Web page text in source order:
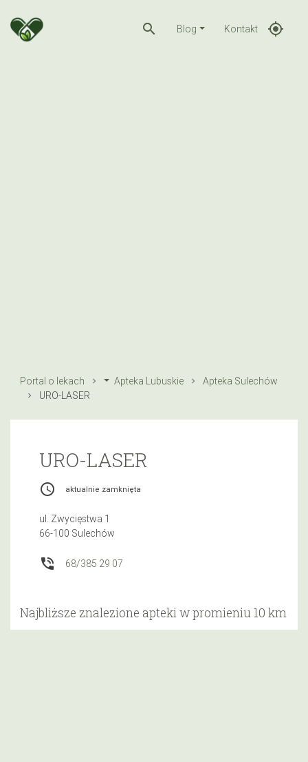
search Blog Kontakt gps_fixed
Portal o lekach Apteka Lubuskie
Apteka Sulechów
URO-LASER
URO-LASER
access_time aktualnie zamknięta
ul. Zwycięstwa 1
66-100 Sulechów
phone_in_talk 68/385 29 07
Najbliższe znalezione apteki w promieniu 10 km